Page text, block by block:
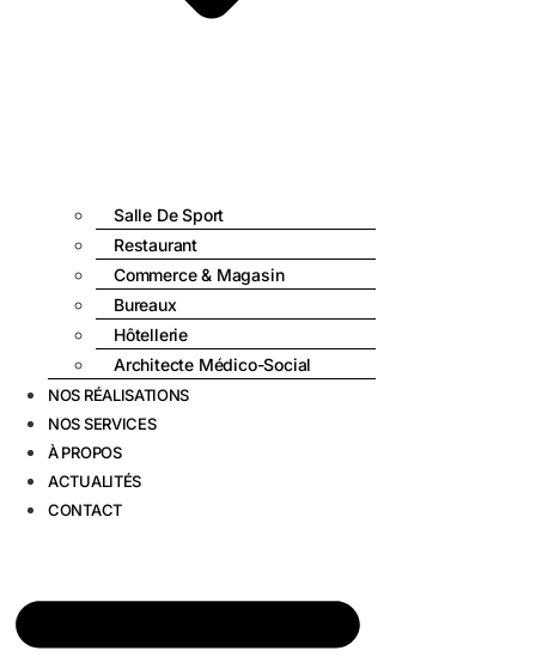
Salle De Sport
Restaurant
Commerce & Magasin
Bureaux
Hôtellerie
Architecte Médico-Social
NOS RÉALISATIONS
NOS SERVICES
À PROPOS
ACTUALITÉS
CONTACT